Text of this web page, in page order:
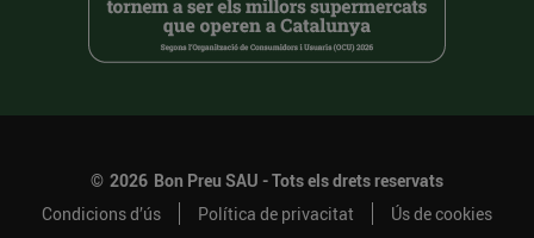
© 2026 Bon Preu SAU - Tots els drets reservats
Condicions d’ús
Política de privacitat Ús de cookies